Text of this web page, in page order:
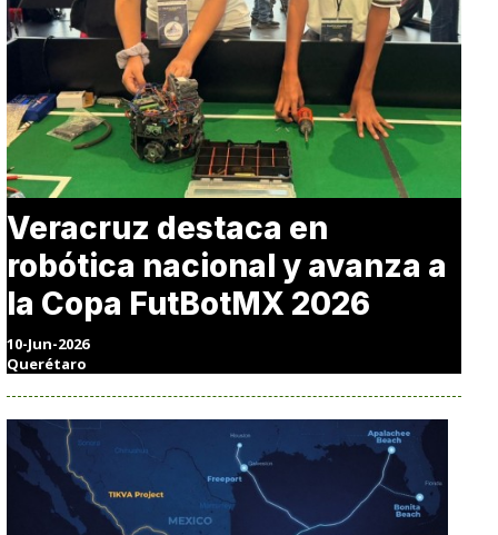
Veracruz destaca en
robótica nacional y avanza a
la Copa FutBotMX 2026
10-Jun-2026
Querétaro